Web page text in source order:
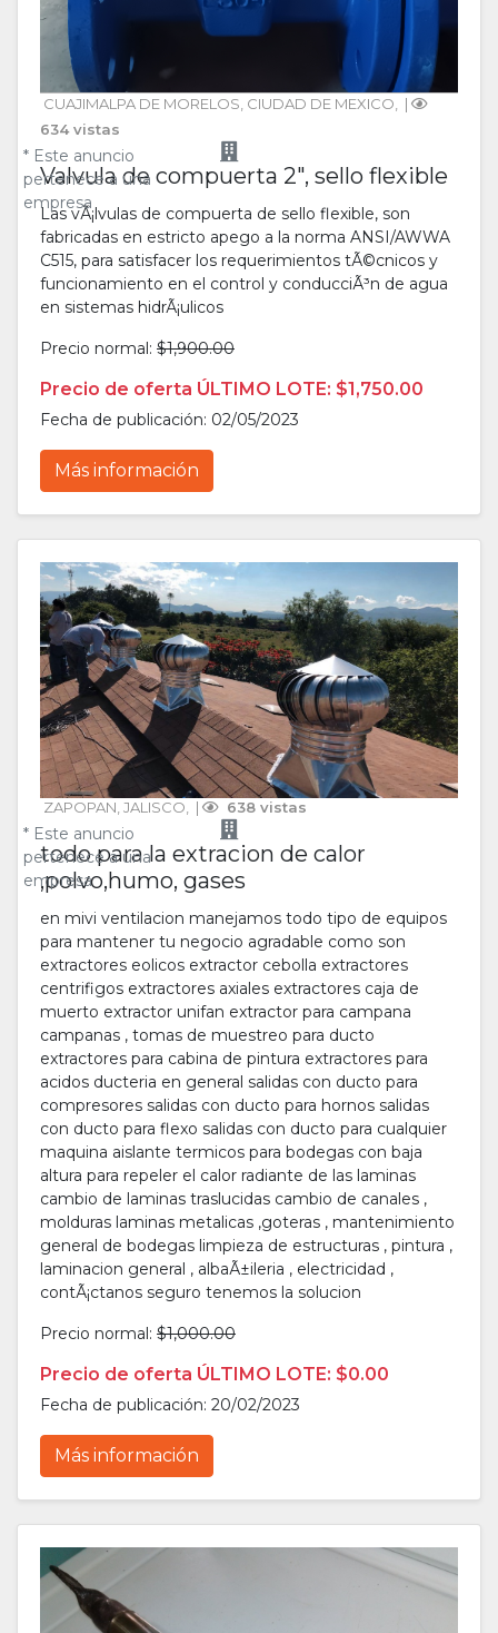
CUAJIMALPA DE MORELOS CIUDAD DE MEXICO
|
634 vistas
* Este anuncio
pertenece a una
empresa
Valvula de compuerta 2", sello flexible
Las vÃ¡lvulas de compuerta de sello flexible, son
fabricadas en estricto apego a la norma ANSI/AWWA
C515, para satisfacer los requerimientos tÃ©cnicos y
funcionamiento en el control y conducciÃ³n de agua
en sistemas hidrÃ¡ulicos
Precio normal: $1,900.00
Precio de oferta ÚLTIMO LOTE: $1,750.00
Fecha de publicación: 02/05/2023
Más información
ZAPOPAN, JALISCO, | 638 vistas
* Este anuncio
pertenece a una
empresa
todo para la extracion de calor
,polvo,humo, gases
en mivi ventilacion manejamos todo tipo de equipos
para mantener tu negocio agradable como son
extractores eolicos extractor cebolla extractores
centrifigos extractores axiales extractores caja de
muerto extractor unifan extractor para campana
campanas , tomas de muestreo para ducto
extractores para cabina de pintura extractores para
acidos ducteria en general salidas con ducto para
compresores salidas con ducto para hornos salidas
con ducto para flexo salidas con ducto para cualquier
maquina aislante termicos para bodegas con baja
altura para repeler el calor radiante de las laminas
cambio de laminas traslucidas cambio de canales ,
molduras laminas metalicas ,goteras , mantenimiento
general de bodegas limpieza de estructuras , pintura ,
laminacion general , albaÃ±ileria , electricidad ,
contÃ¡ctanos seguro tenemos la solucion
Precio normal: $1,000.00
Precio de oferta ÚLTIMO LOTE: $0.00
Fecha de publicación: 20/02/2023
Más información